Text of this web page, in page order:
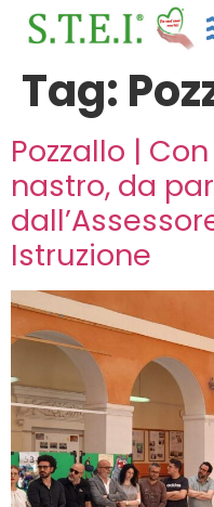
Tag:
Pozzallo |
nastro, da
Istruzione